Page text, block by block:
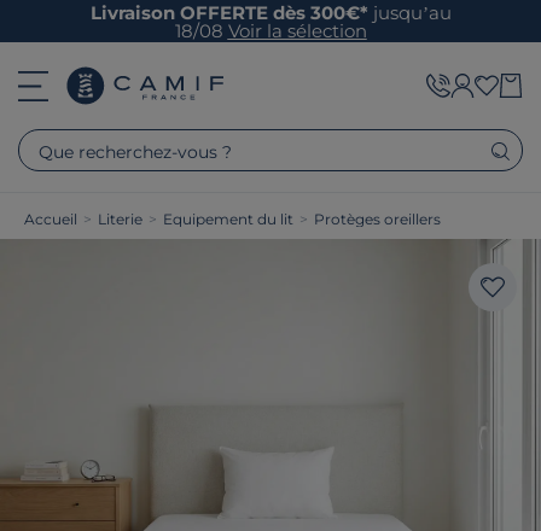
Livraison OFFERTE dès 300€* jusqu’au
18/08 Voir la sélection
Que recherchez-vous ?
Accueil > Literie > Equipement du lit > Protèges oreillers